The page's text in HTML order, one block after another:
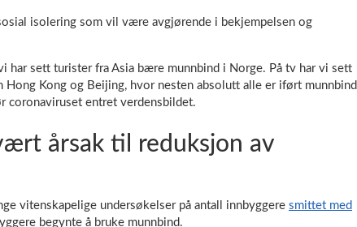
isolering som vil være avgjørende i bekjempelsen og
har sett turister fra Asia bære munnbind i Norge. På tv har vi sett
Kong og Beijing, hvor nesten absolutt alle er iført munnbind
coronaviruset entret verdensbildet.
årsak til reduksjon av
vitenskapelige undersøkelser på antall innbyggere smittet med
begynte å bruke munnbind.